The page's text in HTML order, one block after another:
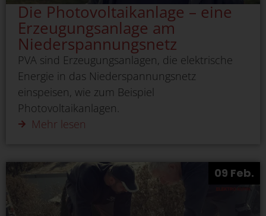
Die Photovoltaikanlage – eine
Erzeugungsanlage am
Niederspannungsnetz
PVA sind Erzeugungsanlagen, die elektrische
Energie in das Niederspannungsnetz
einspeisen, wie zum Beispiel
Photovoltaikanlagen.
Mehr lesen
09 Feb.